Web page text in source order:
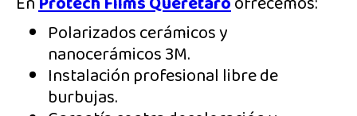
Polarizados cerámicos y
nanocerámicos 3M.
Instalación profesional libre de
burbujas.